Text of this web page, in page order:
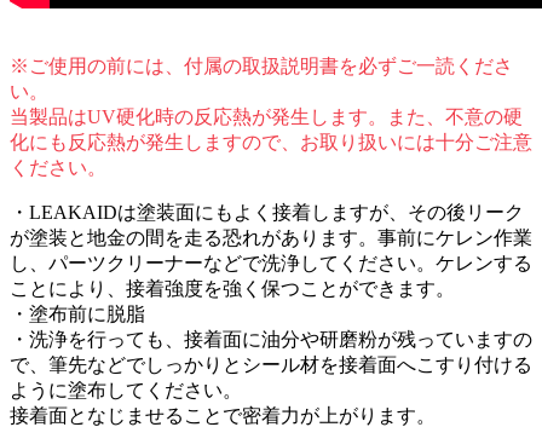
※ご使用の前には、付属の取扱説明書を必ずご一読くださ
い。
当製品はUV硬化時の反応熱が発生します。また、不意の硬
化にも反応熱が発生しますので、お取り扱いには十分ご注意
ください。
・LEAKAIDは塗装面にもよく接着しますが、その後リーク
が塗装と地金の間を走る恐れがあります。事前にケレン作業
し、パーツクリーナーなどで洗浄してください。ケレンする
ことにより、接着強度を強く保つことができます。
・塗布前に脱脂
・洗浄を行っても、接着面に油分や研磨粉が残っていますの
で、筆先などでしっかりとシール材を接着面へこすり付ける
ように塗布してください。
接着面となじませることで密着力が上がります。